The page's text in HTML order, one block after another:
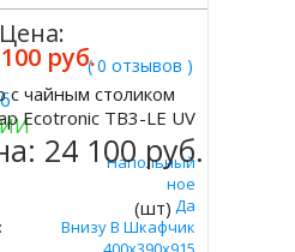
( 0 отзывов )
Напольный
Электронное
Да
Внизу В Шкафчик
Цена:
руб.
с чайным столиком
Ecotronic TB3-LE UV
24 100 руб.
(шт)